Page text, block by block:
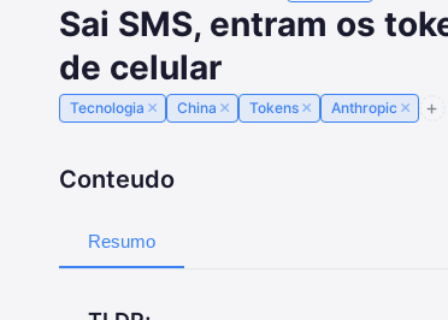
Sai SMS, entram os
de celular
Tecnologia × China × Tokens × Anthropic ×
Conteudo
Resumo